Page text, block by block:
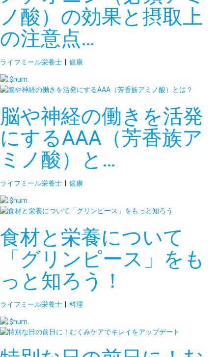
ノ酸）の効果と摂取上
の注意点…
ライフミール栄養士 健康
脳や神経の働きを活発
にするAAA（芳香族ア
ミノ酸）と…
ライフミール栄養士 | 健康
食材と栄養について
「グリンピース」をも
っと知ろう！
ライフミール栄養士 | 料理